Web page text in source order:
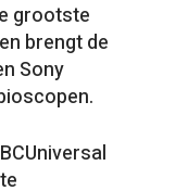
grootste
brengt de
Sony